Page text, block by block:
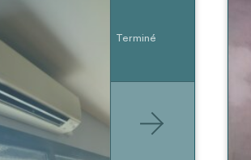
Terminé